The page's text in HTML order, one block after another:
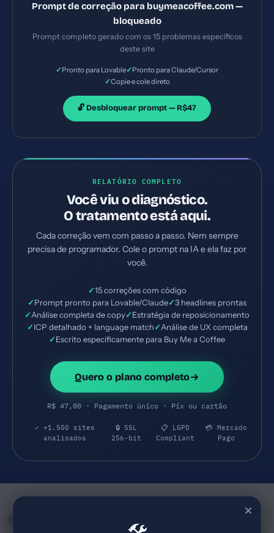
os arquivos necessários e configurações de servidor.
Priorize as correções críticas primeiro.
Prompt de correção para buymeacoffee.com —
bloqueado
Prompt completo gerado com os 15 problemas específicos
deste site
✓Pronto para Lovable✓Pronto para Claude/Cursor
✓Copie e cole direto
🔓 Desbloquear prompt — R$47
RELATÓRIO COMPLETO
Você viu o diagnóstico.
O tratamento está aqui.
Cada correção vem com passo a passo. Nem sempre
precisa de programador. Cole o prompt na IA e ela faz por
você.
✓15 correções com código
✓Prompt pronto para Lovable/Claude✓3 headlines prontas
✓Análise completa de copy✓Estratégia de reposicionamento
✓ICP detalhado + language match✓Análise de UX completa
✓Escrito especificamente para Buy Me a Coffee
Quero o plano completo
R$ 47,00 · Pagamento único · Pix ou cartão
✓ +1.500 sites
analisados
🔒 SSL
256-bit
📋 LGPD
Compliant
💳 Mercado
Pago
×